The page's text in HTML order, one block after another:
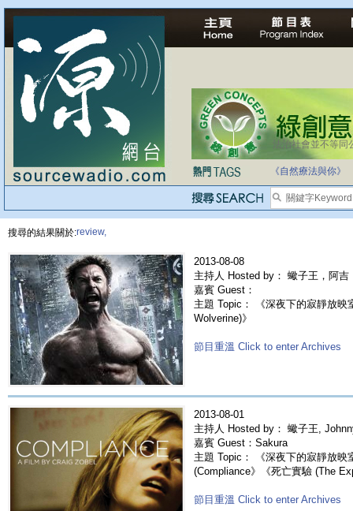
法治社會並不等同
自家教育合法化-
《自然療法與你》
搜尋的結果關於:review,
2013-08-08
主持人 Hosted by： 蠍子王，阿吉
嘉賓 Guest：
主題 Topic： 《深夜下的寂靜放映
Wolverine)》
節目重溫 Click to enter Archives
2013-08-01
主持人 Hosted by： 蠍子王,
嘉賓 Guest：Sakura
主題 Topic： 《深夜下的寂靜放映
(Compliance》《死亡實驗 (The
節目重溫 Click to enter Archives